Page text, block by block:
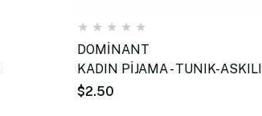
★ ★ ★ ★ ★
DOMİNANT
KADIN PİJAMA - TUNIK-ASKILI
$2.50